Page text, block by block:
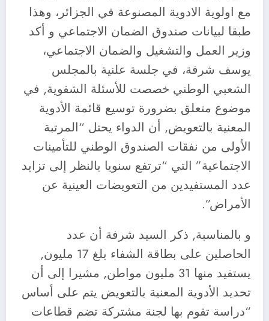
مع اولوية الادوية المصنوعة في الجزائر، وهذا
طبقا لبيانات صندوق الضمان الاجتماعي و أكد
وزير العمل والتشغيل والضمان الاجتماعي،
يوسف شرفة، في جلسة علنية بالمجلس
الشعبي الوطني خصصت للأسئلة الشفوية, في
موضوع متعلق بضرورة توسيع قائمة الأدوية
المعنية بالتعويض, أن الدواء يحتل “المرتبة
الأولى من نفقات الصندوق الوطني للتأمينات
الاجتماعية” التي “ترتفع سنويا بالنظر إلى تزايد
عدد المستفيدين من التعويضات العينية عن
الأمراض”.
و بالمناسبة, ذكر السيد شرفة أن عدد
الحاصلين على بطاقة الشفاء بلغ 17 مليون,
يستفيد منها 31 مليون مواطن, مشيرا إلى أن
تحديد الأدوية المعنية بالتعويض يتم على أساس
“دراسة تقوم بها لجنة مشتركة تضم قطاعات